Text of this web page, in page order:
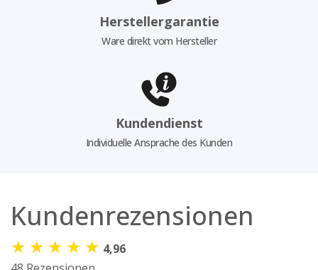
Herstellergarantie
Ware direkt vom Hersteller
Kundendienst
Individuelle Ansprache des Kunden
Kundenrezensionen
★ ★ ★ ★ ★ 4,96